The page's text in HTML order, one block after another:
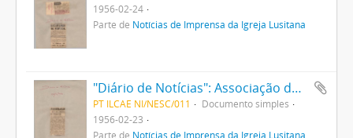
1956-02-24
Parte de Notícias de Imprensa da Igreja Lusitana
"Diário de Notícias": Associação dos Escuteiros de Portugal
PT ILCAE NI/NESC/011
Documento simples
1956-02-23
Parte de Notícias de Imprensa da Igreja Lusitana